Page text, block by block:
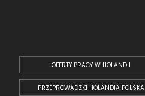
OFERTY PRACY W HOLANDII
PRZEPROWADZKI HOLANDIA POLSKA